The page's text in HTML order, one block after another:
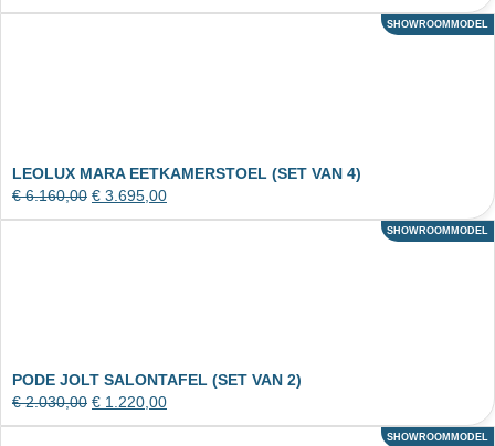
ACTIE
SHOWROOMMODEL
LEOLUX MARA EETKAMERSTOEL (SET VAN 4)
€6.160,00 € 3.695,00
ACTIE
SHOWROOMMODEL
PODE JOLT SALONTAFEL (SET VAN 2)
€2.030,00 € 1.220,00
ACTIE
SHOWROOMMODEL